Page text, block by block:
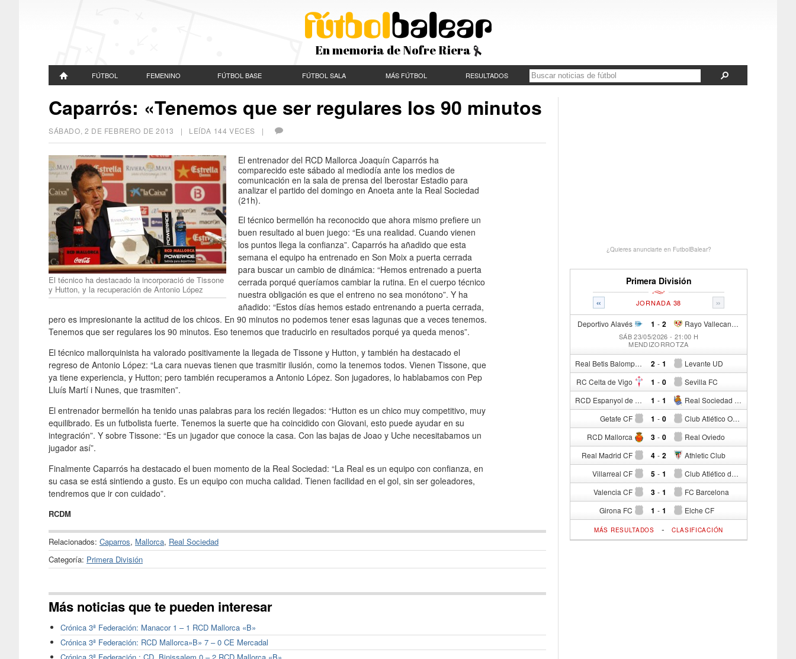
En memoria de Nofre Riera
FÚTBOL FEMENINO FÚTBOL BASE FÚTBOL SALA MÁS FÚTBOL RESULTADOS
Caparrós: «Tenemos que ser regulares los 90 minutos
SÁBADO, 2 DE FEBRERO DE 2013 | LEÍDA 144 VECES |
El técnico ha destacado la incorporació de Tissone
y Hutton, y la recuperación de Antonio López
El entrenador del RCD Mallorca Joaquín Caparrós ha
comparecido este sábado al mediodía ante los medios de
comunicación en la sala de prensa del Iberostar Estadio para
analizar el partido del domingo en Anoeta ante la Real Sociedad
(21h).
El técnico bermellón ha reconocido que ahora mismo prefiere un
buen resultado al buen juego: “Es una realidad. Cuando vienen
los puntos llega la confianza”. Caparrós ha añadido que esta
semana el equipo ha entrenado en Son Moix a puerta cerrada
para buscar un cambio de dinámica: “Hemos entrenado a puerta
cerrada porqué queríamos cambiar la rutina. En el cuerpo técnico
nuestra obligación es que el entreno no sea monótono”. Y ha
añadido: “Estos días hemos estado entrenando a puerta cerrada,
pero es impresionante la actitud de los chicos. En 90 minutos no podemos tener esas lagunas que a veces tenemos.
Tenemos que ser regulares los 90 minutos. Eso tenemos que traducirlo en resultados porqué ya queda menos”.
El técnico mallorquinista ha valorado positivamente la llegada de Tissone y Hutton, y también ha destacado el
regreso de Antonio López: “La cara nuevas tienen que trasmitir ilusión, como la tenemos todos. Vienen Tissone, que
ya tiene experiencia, y Hutton; pero también recuperamos a Antonio López. Son jugadores, lo hablabamos con Pep
Lluís Martí i Nunes, que trasmiten”.
El entrenador bermellón ha tenido unas palabras para los recién llegados: “Hutton es un chico muy competitivo, muy
equilibrado. Es un futbolista fuerte. Tenemos la suerte que ha coincidido con Giovani, esto puede ayudar en su
integración”. Y sobre Tissone: “Es un jugador que conoce la casa. Con las bajas de Joao y Uche necesitabamos un
jugador así”.
Finalmente Caparrós ha destacado el buen momento de la Real Sociedad: “La Real es un equipo con confianza, en
su casa se está sintiendo a gusto. Es un equipo con mucha calidad. Tienen facilidad en el gol, sin ser goleadores,
tendremos que ir con cuidado”.
RCDM
Relacionados: Caparros, Mallorca, Real Sociedad
Categoría: Primera División
Más noticias que te pueden interesar
Crónica 3ª Federación: Manacor 1 – 1 RCD Mallorca «B»
Crónica 3ª Federación: RCD Mallorca»B» 7 – 0 CE Mercadal
¿Quieres anunciarte en FutbolBalear?
Primera División
« »
JORNADA 38
Deportivo Alavés 1 - Rayo Vallecano de Madrid
2
SÁB 23/05/2026 - 21:00 H
MENDIZORROTZA
Real Betis Balompié 2 - Levante UD
1
RC Celta de Vigo 1 - Sevilla FC
0
RCD Espanyol de Barcelona 1 - Real Sociedad de Fútbol
1
Getafe CF 1 - Club Atlético Osasuna
0
RCD Mallorca 3 - Real Oviedo
0
Real Madrid CF 4 - Athletic Club
2
Villarreal CF 5 - Club Atlético de Madrid
1
Valencia CF 3 - FC Barcelona
1
Girona FC 1 - Elche CF
1
MÁS RESULTADOS - CLASIFICACIÓN